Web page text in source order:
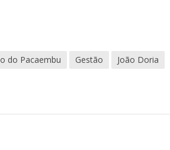
do Pacaembu Gestão
João Doria